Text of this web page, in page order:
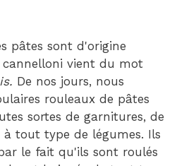
pâtes sont d'origine
vient du mot
De nos jours, nous
rouleaux de pâtes
sortes de garnitures, de
à tout type de légumes. Ils
le fait qu'ils sont roulés